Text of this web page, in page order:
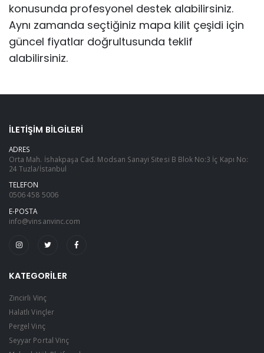
konusunda profesyonel destek alabilirsiniz.
Aynı zamanda seçtiğiniz mapa kilit çeşidi için
güncel fiyatlar doğrultusunda teklif
alabilirsiniz.
İLETIŞIM BILGILERI
ADRES
Orta Mah. İshakpaşa Cad. Modsan Sanayi Sitesi B Blok No:3 İç Kapı No:
24 Tuzla/İstanbul
TELEFON
0506 458 5006
E-POSTA
info@vinsanvinc.com
KATEGORILER
Zincirli Vinç
Halatlı Vinçler
Pergel Vinç
Seyyar Portal Vinç